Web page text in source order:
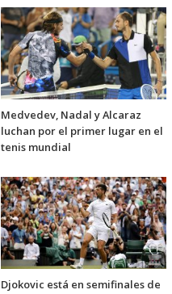
Medvedev, Nadal y Alcaraz
luchan por el primer lugar en el
tenis mundial
Djokovic está en semifinales de